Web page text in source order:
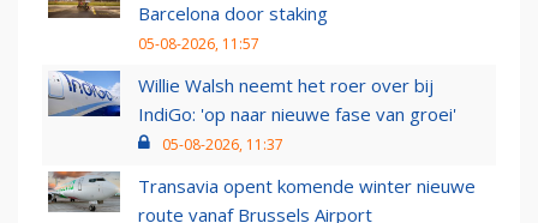
Barcelona door staking
05-08-2026, 11:57
Willie Walsh neemt het roer over bij
IndiGo: 'op naar nieuwe fase van groei'
05-08-2026, 11:37
Transavia opent komende winter nieuwe
route vanaf Brussels Airport